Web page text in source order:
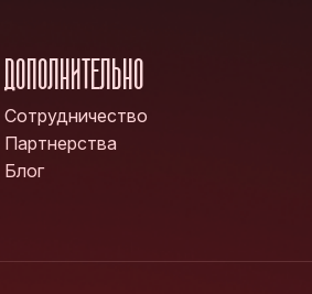
ДОПОЛНИТЕЛЬНО
Сотрудничество
Партнерства
Блог